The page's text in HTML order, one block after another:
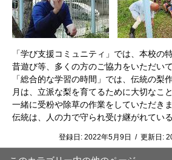
「学び支援コミュニティ」では、本校の
昔遊び等、多くの方のご協力をいただい
「総合的な学習の時間」では、伝統の梨
月は、立派な梨を育てるために大切なこ
一緒に受粉や除草の作業をしていただき
伝統は、人の力で守られ受け継がれてい
登録日: 2022年5月9日 / 更新日: